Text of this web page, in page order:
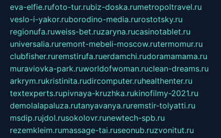
eva-elfie.rufoto-tur.rubiz-doska.rumetropoltravel.ru
veslo-i-yakor.ruborodino-media.rurostotsky.ru
regionufa.ruweiss-bet.ruzaryna.rucasinotablet.ru
universalia.ruremont-mebeli-moscow.rutermomur.ru
clubfisher.ruremstirufa.ruerdamchi.rudoramamama.ru
muraviovka-park.ruworldofwoman.ruclean-dreams.ru
arkrym.rukristinita.rudircomputer.ruhealthenter.ru
textexperts.rupivnaya-kruzhka.rukinofilmy-2021.ru
demolalapaluza.rutanyavanya.ruremstir-tolyatti.ru
msdip.rujdol.rusokolovr.runewtech-spb.ru
rezemkleim.rumassage-tai.ruseonub.ruzvonitut.ru